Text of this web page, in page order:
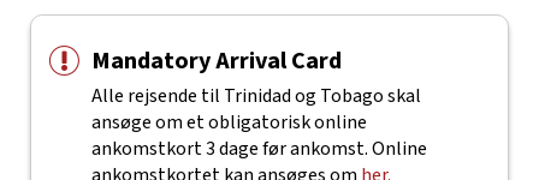
Mandatory Arrival Card
Alle rejsende til Trinidad og Tobago skal
ansøge om et obligatorisk online
ankomstkort 3 dage før ankomst. Online